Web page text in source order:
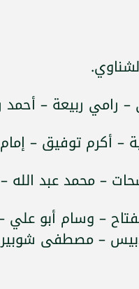
رامي ربيعة – أحمد
أكرم توفيق –
– محمد عبد الله
– وسام أبو
– مصطفى